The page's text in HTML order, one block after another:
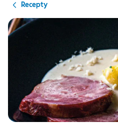
Recepty